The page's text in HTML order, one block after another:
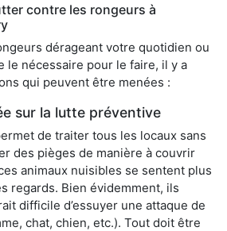
contre les rongeurs à
dérageant votre quotidien ou
nécessaire pour le faire, il y a
qui peuvent être menées :
sur la lutte préventive
de traiter tous les locaux sans
des pièges de manière à couvrir
animaux nuisibles se sentent plus
regards. Bien évidemment, ils
difficile d’essuyer une attaque de
chat, chien, etc.). Tout doit être